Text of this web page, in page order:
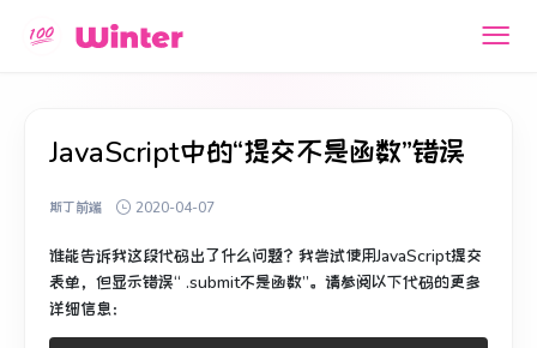
JavaScript中的“提交不是函数”错误
斯丁前端 2020-04-07
谁能告诉我这段代码出了什么问题？ 我尝试使用JavaScript提交
表单，但显示错误“ .submit不是函数”。 请参阅以下代码的更多
详细信息：